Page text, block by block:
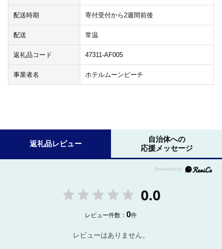
配送時期 寄付受付から2週間前後
配送 常温
返礼品コード 47311-AF005
事業者名 ホテルムーンビーチ
返礼品レビュー
自治体への
応援メッセージ
0.0
レビュー件数：0件
レビューはありません。